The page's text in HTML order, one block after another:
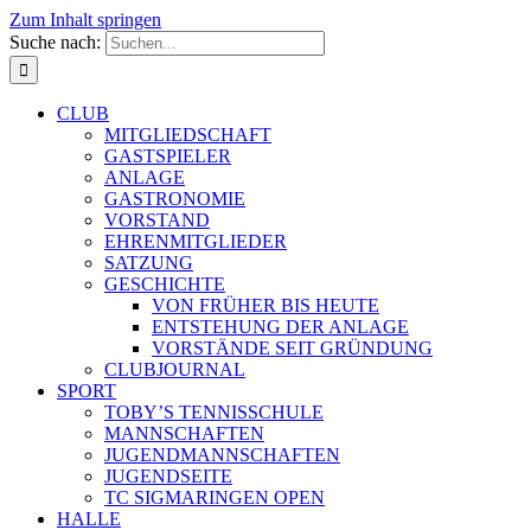
Zum Inhalt springen
Suche nach:
CLUB
MITGLIEDSCHAFT
GASTSPIELER
ANLAGE
GASTRONOMIE
VORSTAND
EHRENMITGLIEDER
SATZUNG
GESCHICHTE
VON FRÜHER BIS HEUTE
ENTSTEHUNG DER ANLAGE
VORSTÄNDE SEIT GRÜNDUNG
CLUBJOURNAL
SPORT
TOBY’S TENNISSCHULE
MANNSCHAFTEN
JUGENDMANNSCHAFTEN
JUGENDSEITE
TC SIGMARINGEN OPEN
HALLE